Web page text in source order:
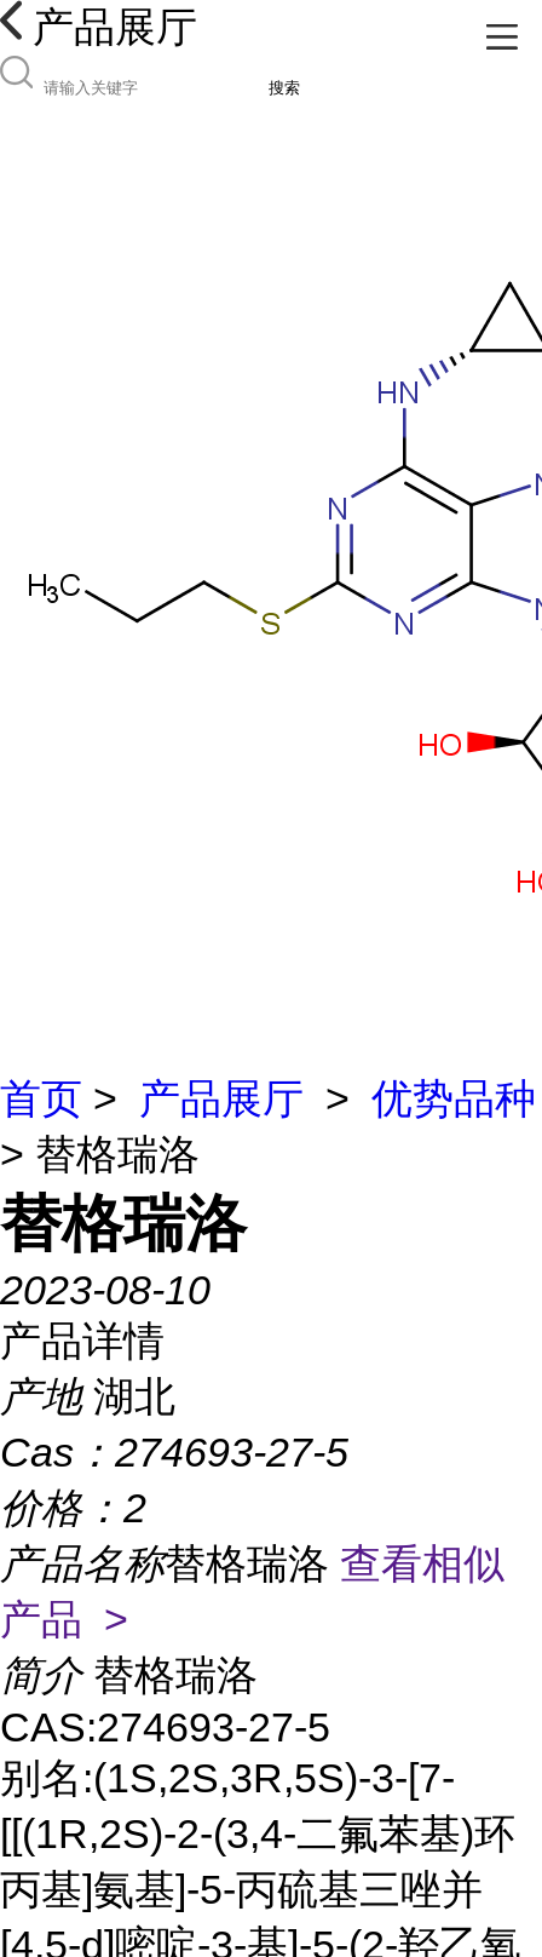
产品展厅
搜索
首页 > 产品展厅 > 优势品种
> 替格瑞洛
替格瑞洛
2023-08-10
产品详情
产地 湖北
Cas： 274693-27-5
价格： 2
产品名称替格瑞洛 查看相似
产品 >
简介 替格瑞洛
CAS:274693-27-5
别名:(1S,2S,3R,5S)-3-[7-
[[(1R,2S)-2-(3,4-二氟苯基)环
丙基]氨基]-5-丙硫基三唑并
[4,5-d]嘧啶-3-基]-5-(2-羟乙氧